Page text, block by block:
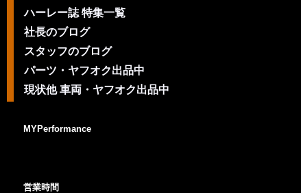
ハーレー誌 特集一覧
社長のブログ
スタッフのブログ
パーツ・ヤフオク出品中
現状他 車両・ヤフオク出品中
MYPerformance
営業時間